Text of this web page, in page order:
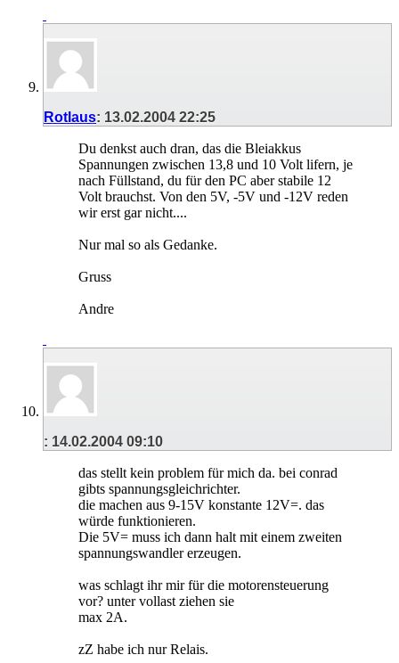
Rotlaus: 13.02.2004 22:25
Du denkst auch dran, das die Bleiakkus
Spannungen zwischen 13,8 und 10 Volt lifern, je
nach Füllstand, du für den PC aber stabile 12
Volt brauchst. Von den 5V, -5V und -12V reden
wir erst gar nicht....
Nur mal so als Gedanke.
Gruss
Andre
: 14.02.2004 09:10
das stellt kein problem für mich da. bei conrad
gibts spannungsgleichrichter.
die machen aus 9-15V konstante 12V=. das
würde funktionieren.
Die 5V= muss ich dann halt mit einem zweiten
spannungswandler erzeugen.
was schlagt ihr mir für die motorensteuerung
vor? unter vollast ziehen sie
max 2A.
zZ habe ich nur Relais.